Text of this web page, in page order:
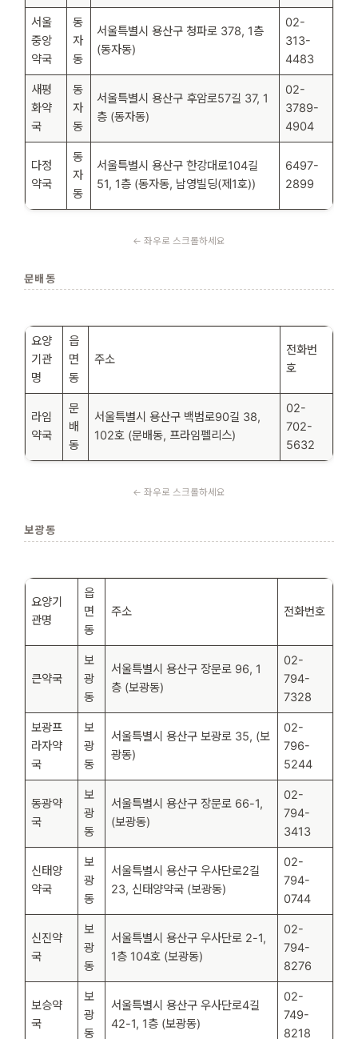
서울
중앙
약국
동
자
동
서울특별시 용산구 청파로 378, 1층
(동자동)
02-
313-
4483
새평
화약
국
동
자
동
서울특별시 용산구 후암로57길 37, 1
층 (동자동)
02-
3789-
4904
다정
약국
동
자
동
서울특별시 용산구 한강대로104길
51, 1층 (동자동, 남영빌딩(제1호))
6497-
2899
문배동
요양
기관
명
읍
면
동
주소
전화번
호
라임
약국
문
배
동
서울특별시 용산구 백범로90길 38,
102호 (문배동, 프라임펠리스)
02-
702-
5632
보광동
요양기
관명
읍
면
동
주소 전화번호
큰약국
보
광
동
서울특별시 용산구 장문로 96, 1
층 (보광동)
02-
794-
7328
보광프
라자약
국
보
광
동
서울특별시 용산구 보광로 35, (보
광동)
02-
796-
5244
동광약
국
보
광
동
서울특별시 용산구 장문로 66-1,
(보광동)
02-
794-
3413
신태양
약국
보
광
동
서울특별시 용산구 우사단로2길
23, 신태양약국 (보광동)
02-
794-
0744
신진약
국
보
광
동
서울특별시 용산구 우사단로 2-1,
1층 104호 (보광동)
02-
794-
8276
보승약
국
보
광
동
서울특별시 용산구 우사단로4길
42-1, 1층 (보광동)
02-
749-
8218